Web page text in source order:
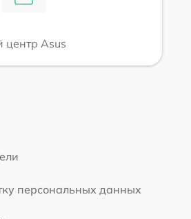
Asus
персональных данных